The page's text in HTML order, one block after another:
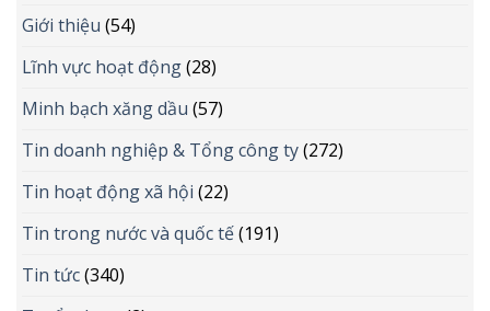
Giới thiệu (54)
Lĩnh vực hoạt động(28)
Minh bạch xăng dầu (57)
Tin doanh nghiệp & Tổng công ty(272)
Tin hoạt động xã hội (22)
Tin trong nước và quốc tế(191)
Tin tức(340)